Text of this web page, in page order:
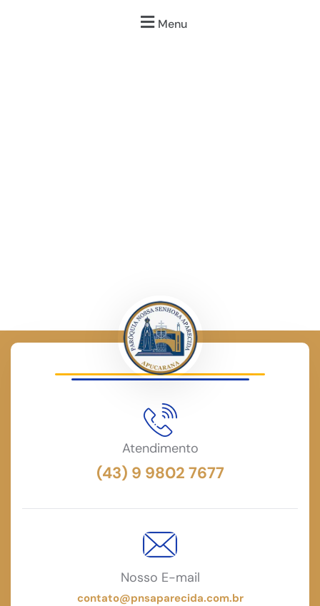
Menu
Atendimento
(43) 9 9802 7677
Nosso E-mail
contato@pnsaparecida.com.br